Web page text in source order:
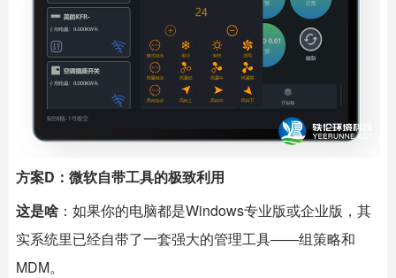
方案D：微软自带工具的极致利用
这是啥 ：如果你的电脑都是Windows专业版或企业版，其
实系统里已经自带了一套强大的管理工具——组策略和
MDM。